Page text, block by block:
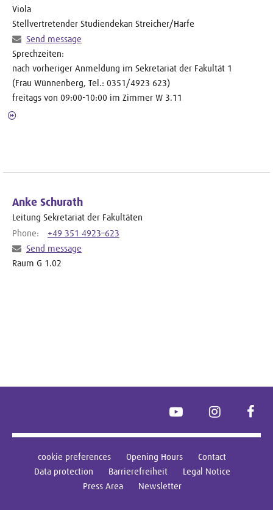
Viola
Stellvertretender Studiendekan Streicher/Harfe
Send message
Sprechzeiten:
nach vorheriger Anmeldung im Sekretariat der Fakultät 1
(Frau Wünnenberg, Tel.: 0351/4923 623)
freitags von 09:00-10:00 im Zimmer W 3.11
Anke Schurath
Leitung Sekretariat der Fakultäten
Phone:
+49 351 4923–623
Send message
Raum G 1.02
YouTube Instagram
cookie preferences Opening Hours
Contact
Data protection
Barrierefreiheit
Legal Notice
Press Area
Newsletter